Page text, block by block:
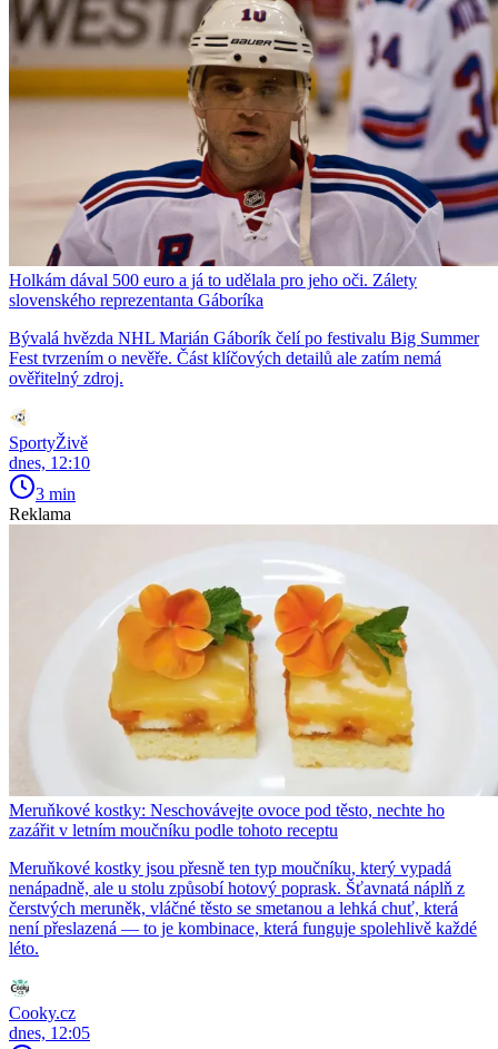
Holkám dával 500 euro a já to udělala pro jeho oči. Zálety
slovenského reprezentanta Gáboríka
Bývalá hvězda NHL Marián Gáborík čelí po festivalu Big Summer
Fest tvrzením o nevěře. Část klíčových detailů ale zatím nemá
ověřitelný zdroj.
SportyŽivě
dnes, 12:10
3 min
Reklama
Meruňkové kostky: Neschovávejte ovoce pod těsto, nechte ho
zazářit v letním moučníku podle tohoto receptu
Meruňkové kostky jsou přesně ten typ moučníku, který vypadá
nenápadně, ale u stolu způsobí hotový poprask. Šťavnatá náplň z
čerstvých meruněk, vláčné těsto se smetanou a lehká chuť, která
není přeslazená — to je kombinace, která funguje spolehlivě každé
léto.
Cooky.cz
dnes, 12:05